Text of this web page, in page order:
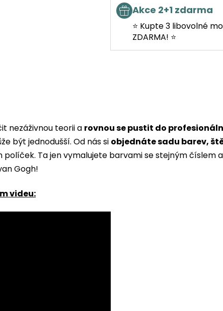
Akce 2+1 zdarma
⭐ Kupte 3 libovolné
ZDARMA! ⭐
nezáživnou teorii a rovnou se pustit do
být jednodušší. Od nás si objednáte sadu barev,
Ta jen vymalujete barvami se stejným číslem
Gogh!
videu: